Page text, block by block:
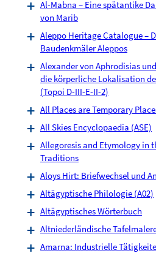
Al-Mabna – Eine spätantike
von Marib
Aleppo Heritage Catalogue –
Baudenkmäler Aleppos
Alexander von Aphrodisias
die körperliche Lokalisation
(Topoi D-III-E-II-2)
All Places are Temporary
All Skies Encyclopaedia (ASE)
Allegoresis and Etymology in
Traditions
Aloys Hirt: Briefwechsel und
Altägyptische Philologie (A02)
Altägyptisches Wörterbuch
Altniederländische
Amarna: Industrielle